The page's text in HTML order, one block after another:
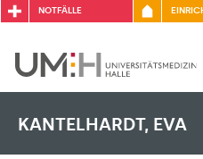
NOTFÄLLE
KANTELHARDT, EVA